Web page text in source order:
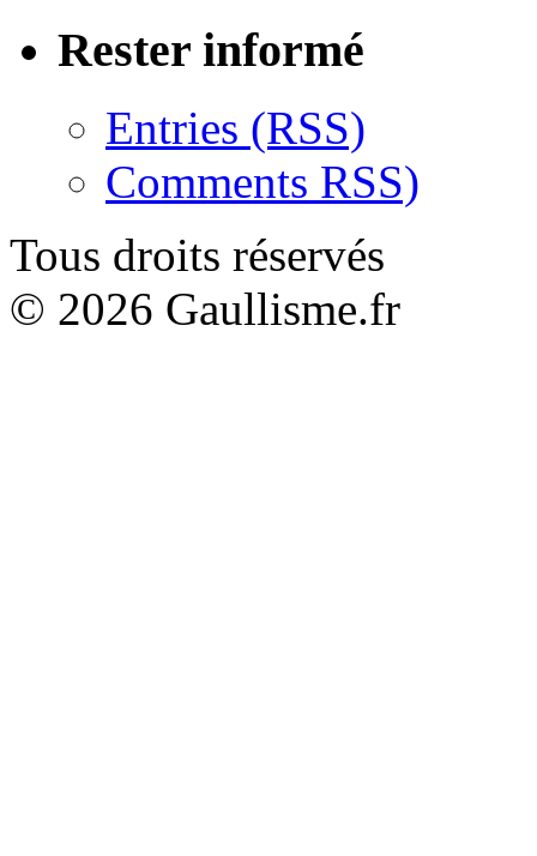
Rester informé
Entries (RSS)
Comments RSS)
Tous droits réservés
© 2026 Gaullisme.fr